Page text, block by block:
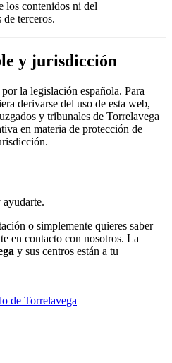
los contenidos ni del
terceros.
y jurisdicción
la legislación española. Para
derivarse del uso de esta web,
y tribunales de Torrelavega
en materia de protección de
ayudarte.
o simplemente quieres saber
en contacto con nosotros. La
y sus centros están a tu